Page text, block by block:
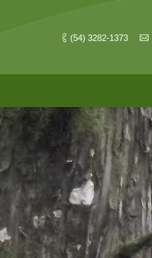
(54) 3282-1373